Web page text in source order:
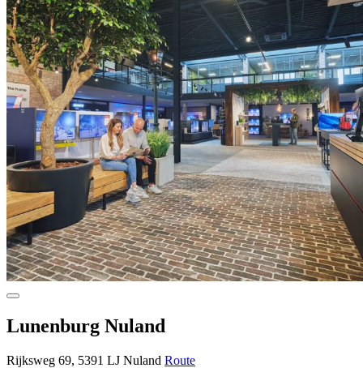
Lunenburg Nuland
Rijksweg 69, 5391 LJ Nuland Route